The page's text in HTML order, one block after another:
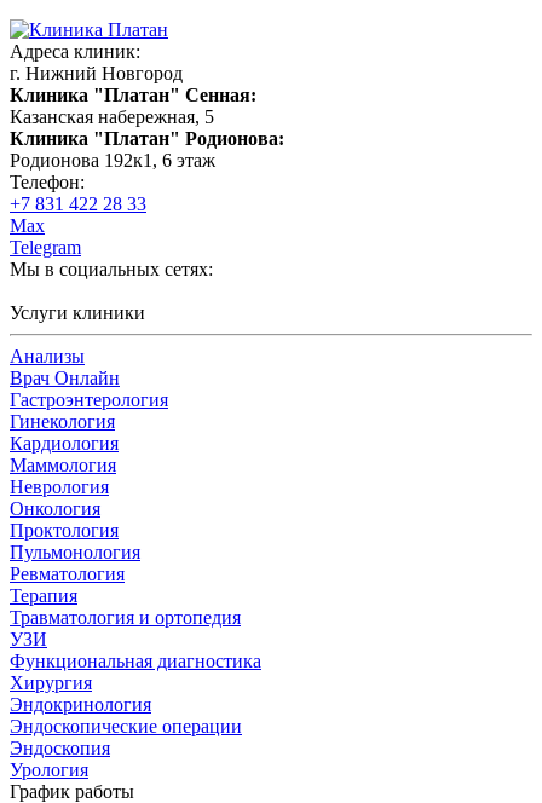
Адреса клиник:
г. Нижний Новгород
Клиника "Платан" Сенная:
Казанская набережная, 5
Клиника "Платан" Родионова:
Родионова 192к1, 6 этаж
Телефон:
+7 831 422 28 33
Max
Telegram
Мы в социальных сетях:
Услуги клиники
Анализы
Врач Онлайн
Гастроэнтерология
Гинекология
Кардиология
Маммология
Неврология
Онкология
Проктология
Пульмонология
Ревматология
Терапия
Травматология и ортопедия
УЗИ
Функциональная диагностика
Хирургия
Эндокринология
Эндоскопические операции
Эндоскопия
Урология
График работы